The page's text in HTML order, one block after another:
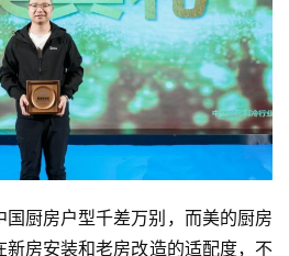
国厨房户型千差万别，而美的厨房
新房安装和老房改造的适配度，不